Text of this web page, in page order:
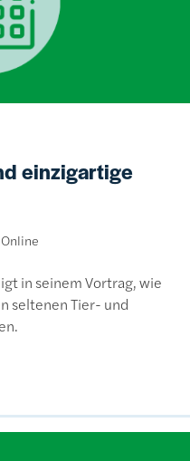
einzigartige
Online
in seinem Vortrag, wie
seltenen Tier- und